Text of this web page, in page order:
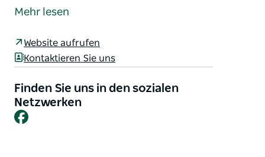
Reihe von Einrichtungen, darunter ein 50-Meter-
unbeschwerten Tag auf unseren üppigen grünen
Rasenflächen, nutzen Sie die kostenlosen
Mahlzeit im Café. Garantiert ein gutes Preis-
Leistungs-Verhältnis und ein toller Tag für die ganze
Familie!
Mehr lesen
Website aufrufen
Kontaktieren Sie uns
Finden Sie uns in den sozialen
Netzwerken
Facebook